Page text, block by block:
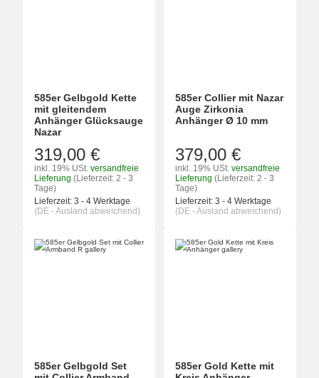
585er Gelbgold Kette
mit gleitendem
Anhänger Glücksauge
Nazar
319,00 €
inkl. 19% USt. versandfreie
Lieferung (Lieferzeit: 2 - 3
Tage)
Lieferzeit: 3 - 4 Werktage
(DE - Ausland abweichend)
585er Collier mit Nazar
Auge Zirkonia
Anhänger Ø 10 mm
379,00 €
inkl. 19% USt. versandfreie
Lieferung (Lieferzeit: 2 - 3
Tage)
Lieferzeit: 3 - 4 Werktage
(DE - Ausland abweichend)
585er Gelbgold Set
585er Gold Kette mit